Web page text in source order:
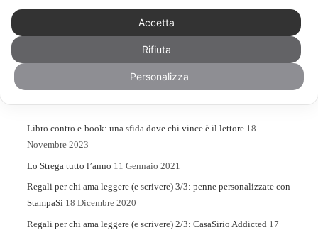
Search
Libro contro e-book: una sfida dove chi vince è il lettore 18
Novembre 2023
Lo Strega tutto l’anno 11 Gennaio 2021
Regali per chi ama leggere (e scrivere) 3/3: penne personalizzate con
StampaSi 18 Dicembre 2020
Regali per chi ama leggere (e scrivere) 2/3: CasaSirio Addicted 17
Accetta
Rifiuta
Personalizza